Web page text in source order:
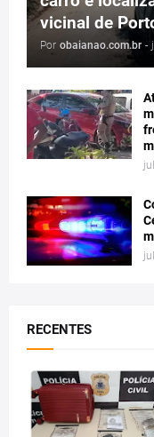
vicinal de
Por obaianao.com.br -
RECENTES